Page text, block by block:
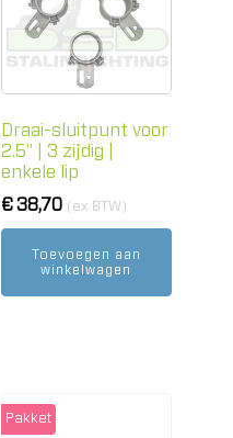
Draai-sluitpunt voor
2.5" | 3 zijdig |
enkele lip
€38,70 (ex BTW)
Toevoegen aan
winkelwagen
Pakket